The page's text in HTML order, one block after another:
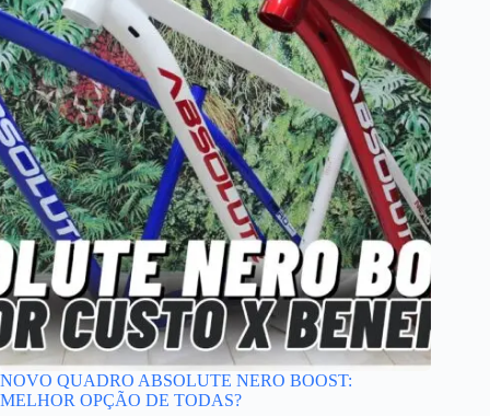
NOVO QUADRO ABSOLUTE NERO BOOST:
MELHOR OPÇÃO DE TODAS?